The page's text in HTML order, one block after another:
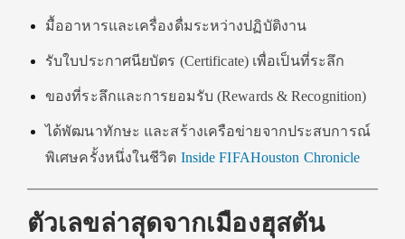
มื้ออาหารและเครื่องดื่มระหว่างปฏิบัติงาน
รับใบประกาศนียบัตร (Certificate) เพื่อเป็นที่ระลึก
ของที่ระลึกและการยอมรับ (Rewards & Recognition)
ได้พัฒนาทักษะ และสร้างเครือข่ายจากประสบการณ์
พิเศษครั้งหนึ่งในชีวิต Inside FIFAHouston Chronicle
ตัวเลขล่าสุดจากเมืองฮุสตัน